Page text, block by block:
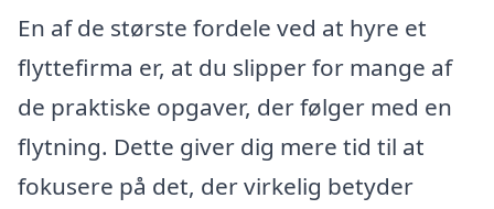
En af de største fordele ved at hyre et
flyttefirma er, at du slipper for mange af
de praktiske opgaver, der følger med en
flytning. Dette giver dig mere tid til at
fokusere på det, der virkelig betyder